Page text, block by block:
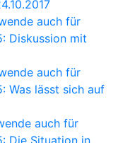
auch für
Diskussion mit
auch für
Was lässt sich auf
auch für
Die Situation in